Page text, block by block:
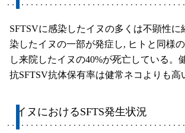
SFTSVに感染したイヌの多くは不顕性に
染したイヌの一部が発症し, ヒトと同様
し来院したイヌの40%が死亡している。
抗SFTSV抗体保有率は健常ネコよりも高
イヌにおけるSFTS発生状況